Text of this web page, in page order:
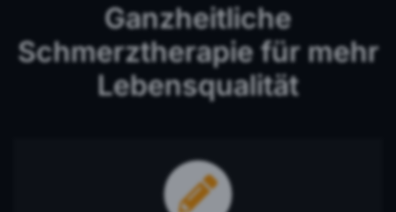
Ganzheitliche
Schmerztherapie für mehr
Lebensqualität